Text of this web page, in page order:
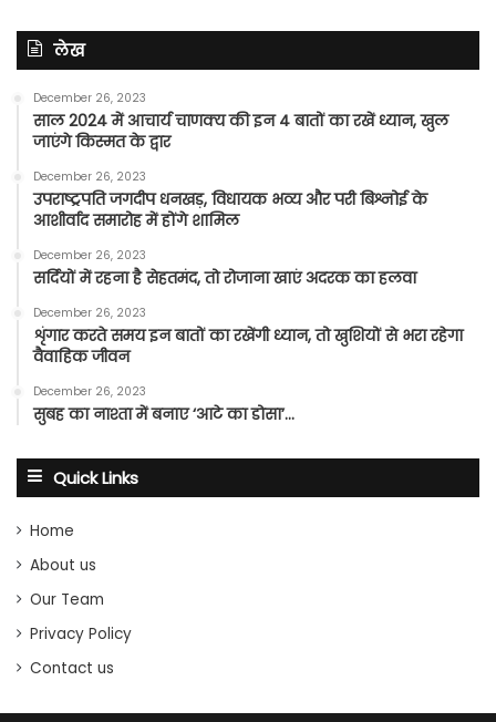
लेख
December 26, 2023
साल 2024 में आचार्य चाणक्य की इन 4 बातों का रखें ध्यान, खुल
जाएंगे किस्मत के द्वार
December 26, 2023
उपराष्ट्रपति जगदीप धनखड़, विधायक भव्य और परी बिश्नोई के
आशीर्वाद समारोह में होंगे शामिल
December 26, 2023
सर्दियों में रहना है सेहतमंद, तो रोजाना खाएं अदरक का हलवा
December 26, 2023
शृंगार करते समय इन बातों का रखेंगी ध्यान, तो खुशियों से भरा रहेगा
वैवाहिक जीवन
December 26, 2023
सुबह का नाश्ता में बनाए ‘आटे का डोसा’…
Quick Links
Home
About us
Our Team
Privacy Policy
Contact us